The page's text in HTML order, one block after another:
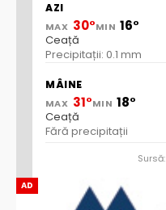
AD
AZI
MAX 30°MIN 16°
Ceață
Precipitații: 0.1 mm
MÂINE
MAX 31°MIN 18°
Ceață
Fără precipitații
Sursă: